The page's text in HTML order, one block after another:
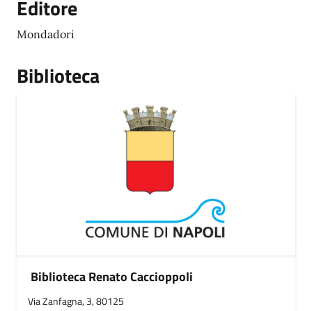
Editore
Mondadori
Biblioteca
Biblioteca Renato Caccioppoli
Via Zanfagna, 3, 80125